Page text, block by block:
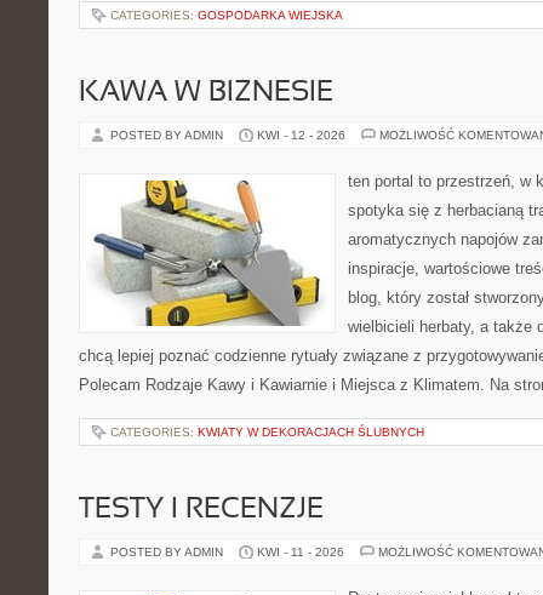
CATEGORIES: GOSPODARKA WIEJSKA
KAWA W BIZNESIE
POSTED BY ADMIN KWI - 12 - 2026 MOŻLIWOŚĆ
ten portal to przestrzeń, w
spotyka się z herbacianą
aromatycznych napojów
inspiracje, wartościowe
blog, który został
wielbicieli herbaty, a także
chcą lepiej poznać codzienne rytuały związane z
Polecam Rodzaje Kawy i Kawiarnie i Miejsca z Klimatem. Na
CATEGORIES: KWIATY W DEKORACJACH ŚLUBNYCH
TESTY I RECENZJE
POSTED BY ADMIN KWI - 11 - 2026 MOŻLIWOŚĆ